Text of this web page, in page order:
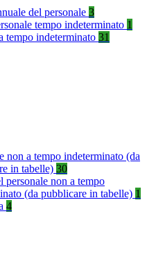
del personale 3
tempo indeterminato 1
tempo indeterminato 31
non a tempo indeterminato (da
in tabelle) 30
personale non a tempo
(da pubblicare in tabelle) 1
4